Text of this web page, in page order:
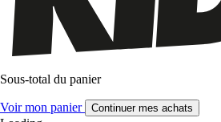
Sous-total du panier
Voir mon panier Continuer mes achats